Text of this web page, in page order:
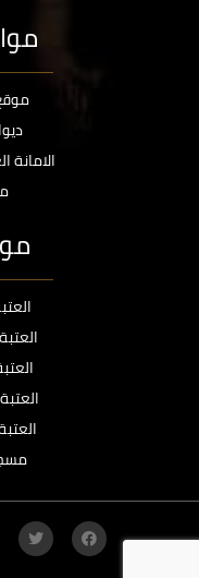
الامانة